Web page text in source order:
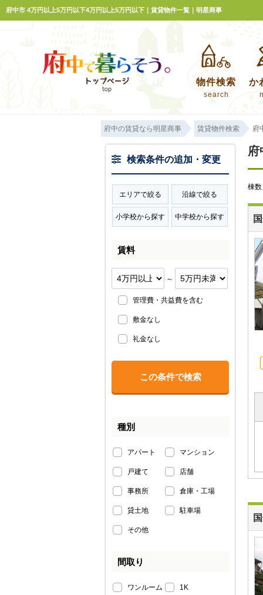
府中市 4万円以上5万円以下4万円以上5万円以下｜賃貸物件一覧｜明星商事
物件検索
search
か
府中の賃貸なら明星商事 賃貸物件検索 府
府
棟数
検索条件の追加・変更
エリアで絞る 沿線で絞る
小学校から探す 中学校から探す
賃料
～
管理費・共益費を含む
敷金なし
礼金なし
種別
アパート マンション
戸建て 店舗
事務所 倉庫・工場
貸土地 駐車場
その他
間取り
ワンルーム 1K